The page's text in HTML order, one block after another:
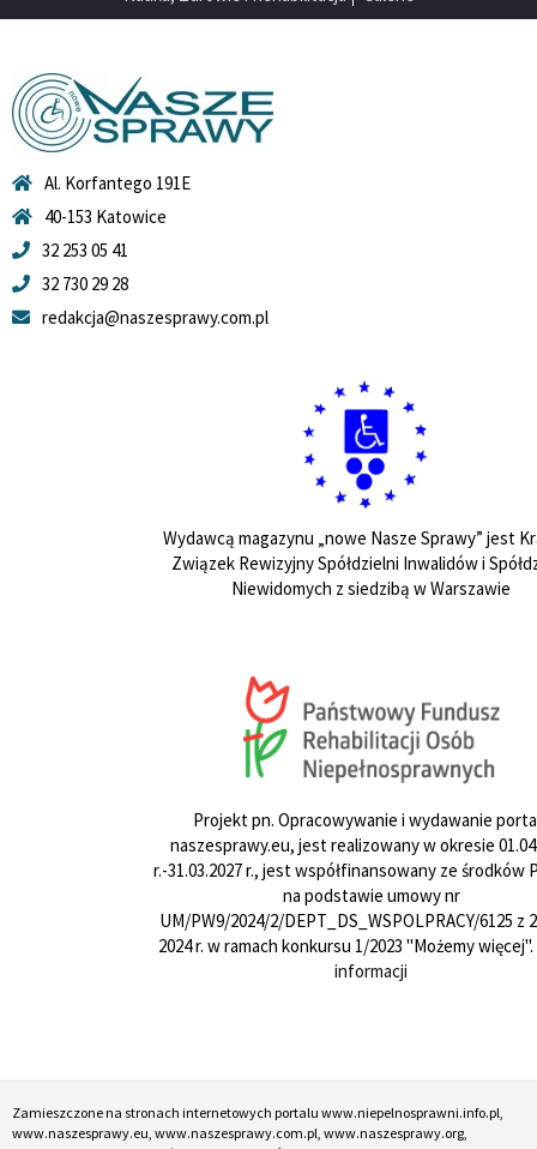
Al. Korfantego 191E
40-153 Katowice
32 253 05 41
32 730 29 28
redakcja@naszesprawy.com.pl
Wydawcą magazynu „nowe Nasze Sprawy” jest
Związek Rewizyjny Spółdzielni Inwalidów i
Niewidomych z siedzibą w Warszawie
Projekt pn. Opracowywanie i wydawanie
naszesprawy.eu, jest realizowany w okresie
r.-31.03.2027 r., jest współfinansowany ze środków
na podstawie umowy nr
UM/PW9/2024/2/DEPT_DS_WSPOLPRACY/6125 z
2024 r. w ramach konkursu 1/2023 "Możemy więcej".
informacji
Zamieszczone na stronach internetowych portalu www.niepelnosprawni.info.pl,
www.naszesprawy.eu, www.naszesprawy.com.pl, www.naszesprawy.org,